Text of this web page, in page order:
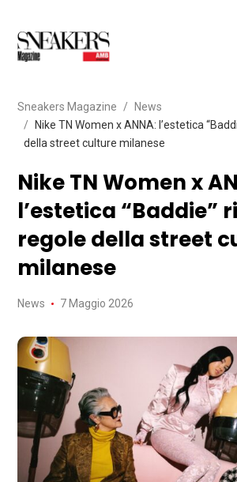
Sneakers Magazine
News
Nike TN Women x ANNA: l’estetica
della street culture milanese
Nike TN Women x
l’estetica “Baddie”
regole della street
milanese
News 7 Maggio 2026